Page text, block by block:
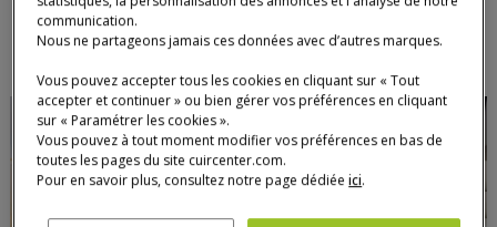
communication.
Nous ne partageons jamais ces données avec d’autres marques.
Vous pouvez accepter tous les cookies en cliquant sur « Tout
accepter et continuer » ou bien gérer vos préférences en cliquant
sur « Paramétrer les cookies ».
Vous pouvez à tout moment modifier vos préférences en bas de
toutes les pages du site cuircenter.com.
Pour en savoir plus, consultez notre page dédiéeici.